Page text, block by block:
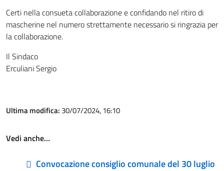
Certi nella consueta collaborazione e confidando nel ritiro di
mascherine nel numero strettamente necessario si ringrazia per
la collaborazione.
Il Sindaco
Erculiani Sergio
Ultima modifica: 30/07/2024, 16:10
Vedi anche…
Convocazione consiglio comunale del 30 luglio